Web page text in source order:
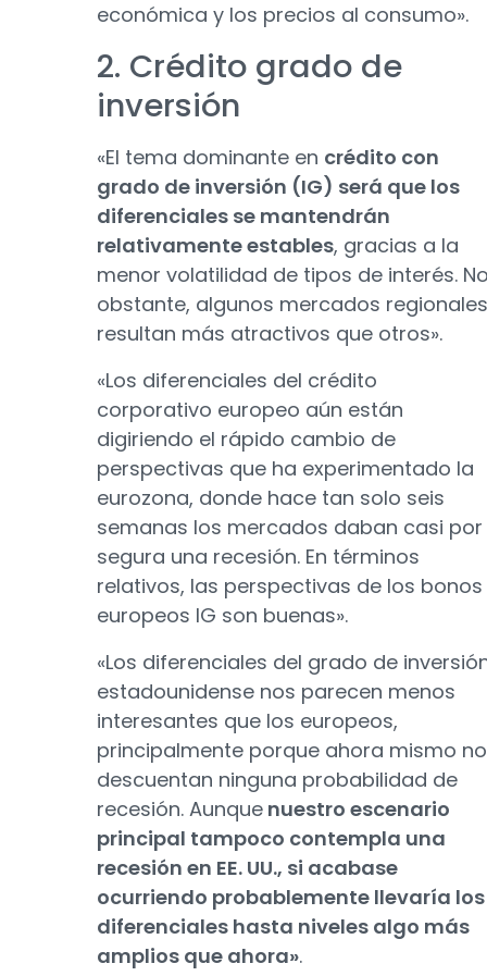
económica y los precios al consumo».
2. Crédito grado de
inversión
«El tema dominante en crédito con
grado de inversión (IG) será que los
diferenciales se mantendrán
relativamente estables, gracias a la
menor volatilidad de tipos de interés.
obstante, algunos mercados regionales
resultan más atractivos que otros».
«Los diferenciales del crédito
corporativo europeo aún están
digiriendo el rápido cambio de
perspectivas que ha experimentado la
eurozona, donde hace tan solo seis
semanas los mercados daban casi por
segura una recesión. En términos
relativos, las perspectivas de los bonos
europeos IG son buenas».
«Los diferenciales del grado de
estadounidense nos parecen menos
interesantes que los europeos,
principalmente porque ahora mismo no
descuentan ninguna probabilidad de
recesión. Aunque nuestro escenario
principal tampoco contempla una
recesión en EE. UU., si acabase
ocurriendo probablemente llevaría los
diferenciales hasta niveles algo más
amplios que ahora».